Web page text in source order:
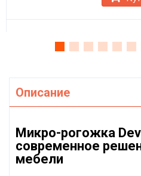
Описание
Микро-рогожка
современное
мебели